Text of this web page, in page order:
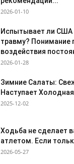
2026-01-10
Испытывает ли США
травму? Понимание
воздействия
2026-01-28
Зимние Салаты:
Наступает
2025-12-02
Ходьба не сделает
атлетом. Если
2026-05-27